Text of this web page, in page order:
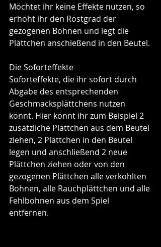
Möchtet ihr keine Effekte nutzen, so
erhöht ihr den Röstgrad der
gezogenen Bohnen und legt die
Plättchen anschießend in den Beutel.
Die Soforteffekte
Soforteffekte, die ihr sofort durch
Abgabe des entsprechenden
Geschmacksplättchens nutzen
könnt. Hier könnt ihr zum Beispiel 2
zusätzliche Plättchen aus dem Beutel
ziehen, 2 Plättchen in den Beutel
legen und anschließend 2 neue
Plättchen ziehen oder von den
gezogenen Plättchen alle verkohlten
Bohnen, alle Rauchplättchen und alle
Fehlbohnen aus dem Spiel
entfernen.